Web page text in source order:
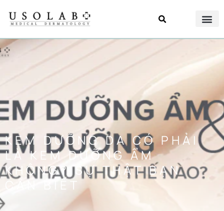
KEM DƯỠNG DA CÓ PHẢI
LÀ KEM DƯỠNG ẨM
KHÔNG? SỰ THẬT BẠN
CẦN BIẾT